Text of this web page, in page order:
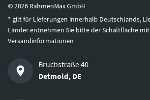
©2026 RahmenMax GmbH
* gilt für Lieferungen innerhalb Deutschlands,
Länder entnehmen Sie bitte der Schaltfläche
Versandinformationen
Bruchstraße 40
Detmold, DE